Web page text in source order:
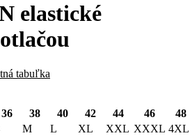
elastické
tabuľka
36 38 40 42 44 46
48
M L XL XXL XXXL 4XL